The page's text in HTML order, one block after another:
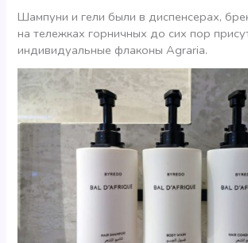
Шампуни и гели были в диспенсерах,
на тележках горничных до сих пор
индивидуальные флаконы Agraria.